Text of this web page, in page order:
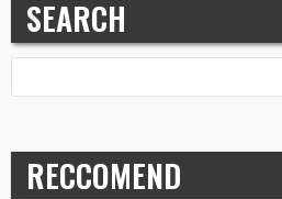
SEARCH
RECCOMEND